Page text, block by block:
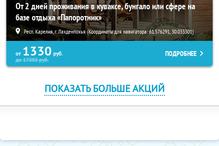
От 2 дней проживания в куваксе, бунгало или сфере на
базе отдыха «Папоротник»
Респ. Карелия, г. Лахденпохья (Координаты для навигатора: 61.576291, 30.033301)
от 1330 руб.
до17880руб.
ПОДРОБНЕЕ
ПОКАЗАТЬ БОЛЬШЕ АКЦИЙ